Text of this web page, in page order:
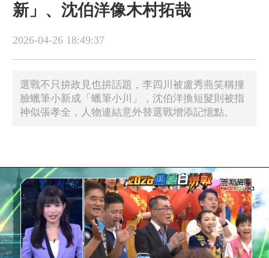
新」、沈伯洋像木村拓哉
2026-04-26 18:49:37
選戰不只拚政見也拚話題，李四川被盧秀燕笑稱撞
臉蠟筆小新成「蠟筆小川」，沈伯洋換短髮則被指
神似張孝全，人物連結意外替選戰增添記憶點。